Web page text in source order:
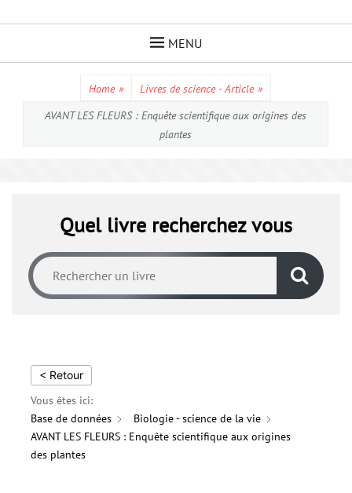
MENU
Home » Livres de science - Article »
AVANT LES FLEURS : Enquête scientifique aux origines des
plantes
Quel livre recherchez vous
< Retour
Vous êtes ici:
Base de données
Biologie - science de la vie
AVANT LES FLEURS : Enquête scientifique aux origines
des plantes